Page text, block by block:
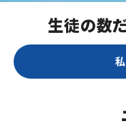
生徒の数